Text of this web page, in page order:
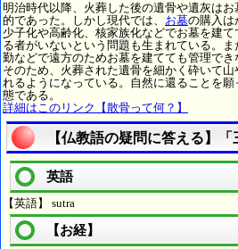
明治時代以降、火葬した後の遺骨や遺灰は
的であった。しかし現代では、 お墓の購入は
少子化や高齢化、核家族化などでお墓を建
る者がいないという問題も生まれている。
勤などで遠方のためお墓を建てても管理でき
そのため、火葬された遺骨を細かく砕いて
れるようになっている。自然に還ることを願
態である。
詳細はこのリンク【散骨って何？】
【仏教語の疑問に答える】
英語
【英語】 sutra
【お経】